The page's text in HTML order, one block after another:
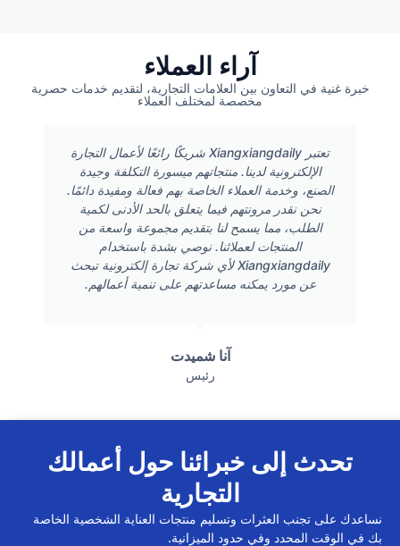
آراء العملاء
خبرة غنية في التعاون بين العلامات التجارية، لتقديم خدمات حصرية
مخصصة لمختلف العملاء
تعتبر Xiangxiangdaily شريكًا رائعًا لأعمال التجارة
الإلكترونية لدينا. منتجاتهم ميسورة التكلفة وجيدة
الصنع، وخدمة العملاء الخاصة بهم فعالة ومفيدة دائمًا.
نحن نقدر مرونتهم فيما يتعلق بالحد الأدنى لكمية
الطلب، مما يسمح لنا بتقديم مجموعة واسعة من
المنتجات لعملائنا. نوصي بشدة باستخدام
Xiangxiangdaily لأي شركة تجارة إلكترونية تبحث
عن مورد يمكنه مساعدتهم على تنمية أعمالهم.
آنا شميدت
رئيس
تحدث إلى خبرائنا حول أعمالك
التجارية
نساعدك على تجنب العثرات وتسليم منتجات العناية الشخصية الخاصة
بك في الوقت المحدد وفي حدود الميزانية.